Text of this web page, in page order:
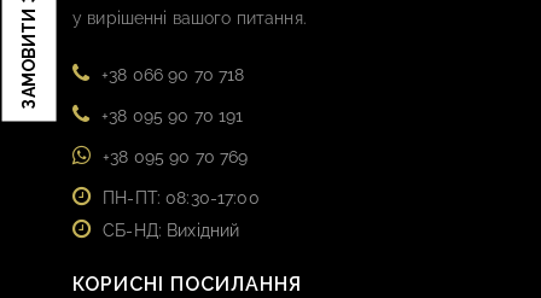
у вирішенні вашого питання.
+38 066 90 70 718
+38 095 90 70 191
+38 095 90 70 769
ПН-ПТ: 08:30-17:00
СБ-НД: Вихідний
КОРИСНІ ПОСИЛАННЯ